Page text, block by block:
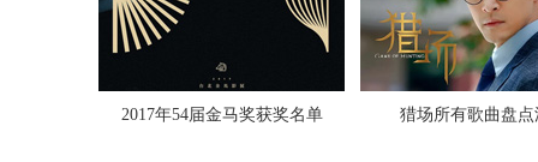
2017年54届金马奖获奖名单 猎场所有歌曲盘点